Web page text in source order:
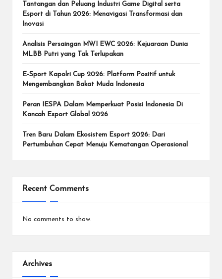
Tantangan dan Peluang Industri Game Digital serta
Esport di Tahun 2026: Menavigasi Transformasi dan
Inovasi
Analisis Persaingan MWI EWC 2026: Kejuaraan Dunia
MLBB Putri yang Tak Terlupakan
E-Sport Kapolri Cup 2026: Platform Positif untuk
Mengembangkan Bakat Muda Indonesia
Peran IESPA Dalam Memperkuat Posisi Indonesia Di
Kancah Esport Global 2026
Tren Baru Dalam Ekosistem Esport 2026: Dari
Pertumbuhan Cepat Menuju Kematangan Operasional
Recent Comments
No comments to show.
Archives